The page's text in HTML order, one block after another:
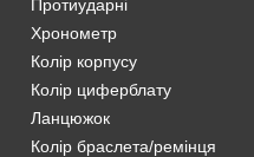
Протиударні
Хронометр
Колір корпусу
Колір циферблату
Ланцюжок
Колір браслета/ремінця